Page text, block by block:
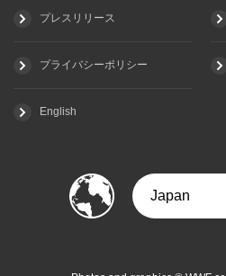
プレスリリース
プライバシーポリシー
English